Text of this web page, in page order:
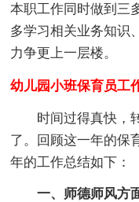
本职工作同时做到三
多学习相关业务知识
力争更上一层楼。
幼儿园小班保育员工
时间过得真快，
了。回顾这一年的保
年的工作总结如下：
一、师德师风方